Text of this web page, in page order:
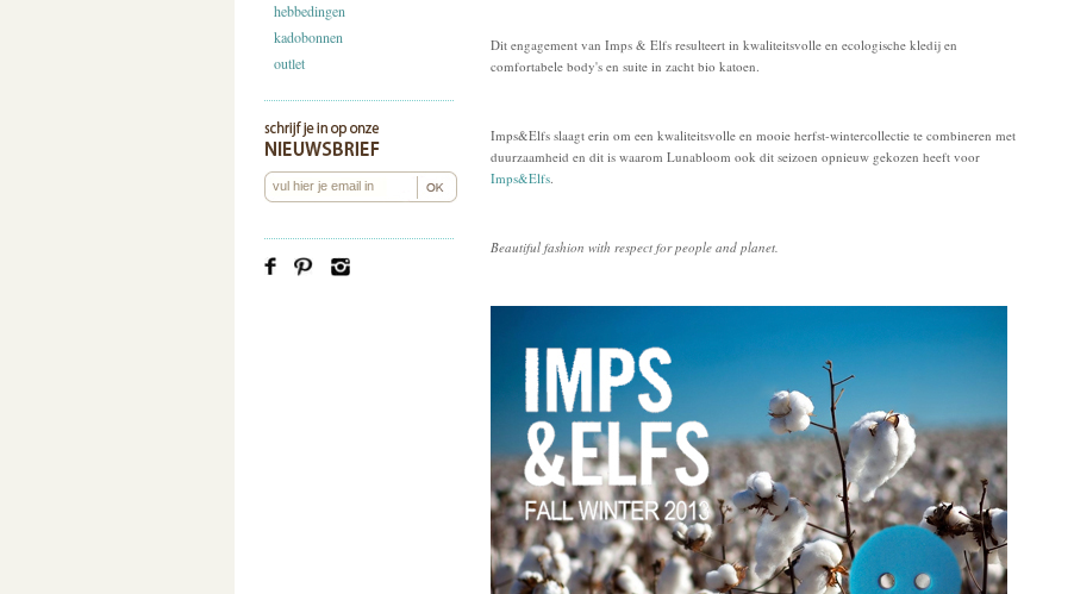
hebbedingen
kadobonnen
outlet
Dit engagement van Imps & Elfs resulteert in kwaliteitsvolle en ecologische kledij en
comfortabele body's en suite in zacht bio katoen.
Imps&Elfs slaagt erin om een kwaliteitsvolle en mooie herfst-wintercollectie te combineren met
duurzaamheid en dit is waarom Lunabloom ook dit seizoen opnieuw gekozen heeft voor
Imps&Elfs.
Beautiful fashion with respect for people and planet.